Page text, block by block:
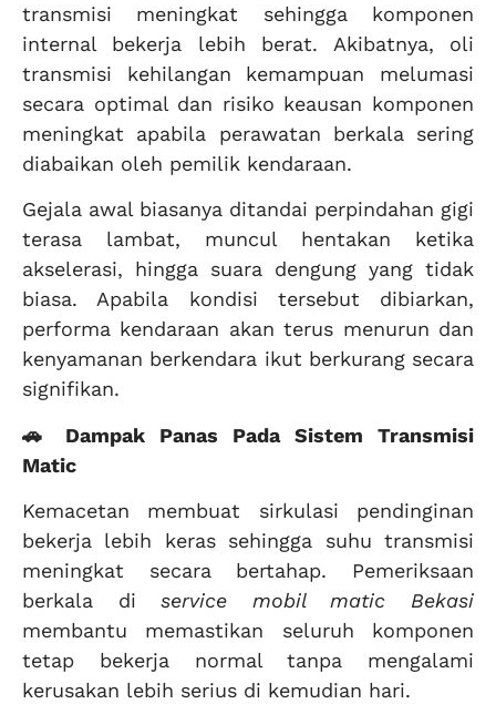
transmisi meningkat sehingga komponen
internal bekerja lebih berat. Akibatnya, oli
transmisi kehilangan kemampuan melumasi
secara optimal dan risiko keausan komponen
meningkat apabila perawatan berkala sering
diabaikan oleh pemilik kendaraan.
Gejala awal biasanya ditandai perpindahan gigi
terasa lambat, muncul hentakan ketika
akselerasi, hingga suara dengung yang tidak
biasa. Apabila kondisi tersebut dibiarkan,
performa kendaraan akan terus menurun dan
kenyamanan berkendara ikut berkurang secara
signifikan.
🚗 Dampak Panas Pada Sistem Transmisi
Matic
Kemacetan membuat sirkulasi pendinginan
bekerja lebih keras sehingga suhu transmisi
meningkat secara bertahap. Pemeriksaan
berkala diservice mobil matic Bekasi
membantu memastikan seluruh komponen
tetap bekerja normal tanpa mengalami
kerusakan lebih serius di kemudian hari.